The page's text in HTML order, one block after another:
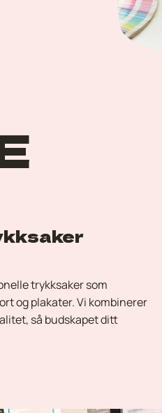
trykksaker som
og plakater. Vi kombinerer
så budskapet ditt